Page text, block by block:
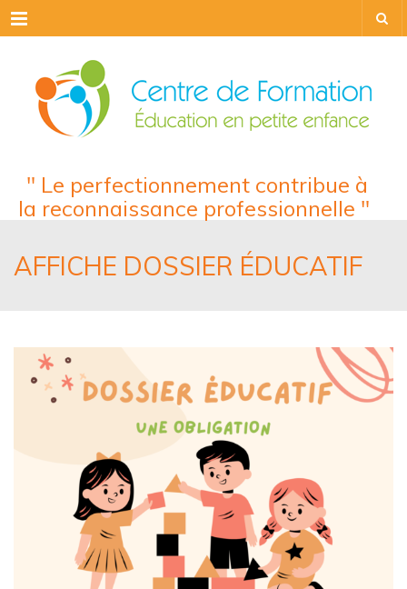
Menu
" Le perfectionnement contribue à
la reconnaissance professionnelle "
AFFICHE DOSSIER ÉDUCATIF